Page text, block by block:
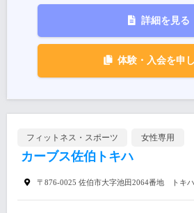
詳細を見る
体験・入会を申
フィットネス・スポーツ 女性専用
カーブス佐伯トキハ
〒876-0025 佐伯市大字池田2064番地 トキ